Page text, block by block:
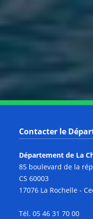
Contacter le
Département de La
85 boulevard de la
CS 60003
17076 La Rochelle -
Tél. 05 46 31 70 00